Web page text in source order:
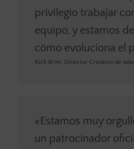
privilegio trabajar
equipo, y estamos
cómo evoluciona el
Rick Brim, Director Creativo de
«Estamos muy
un patrocinador